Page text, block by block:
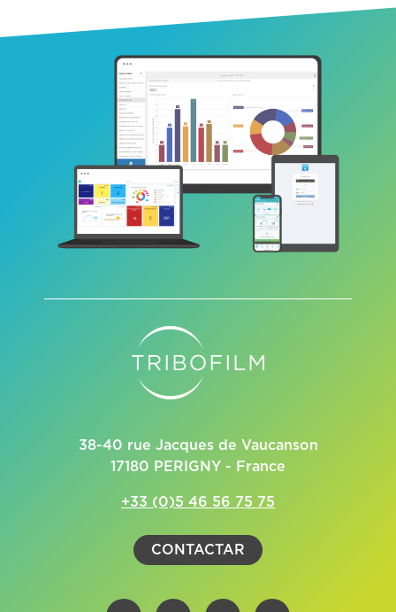
38-40 rue Jacques de Vaucanson
17180 PERIGNY - France
+33 (0)5 46 56 75 75
CONTACTAR